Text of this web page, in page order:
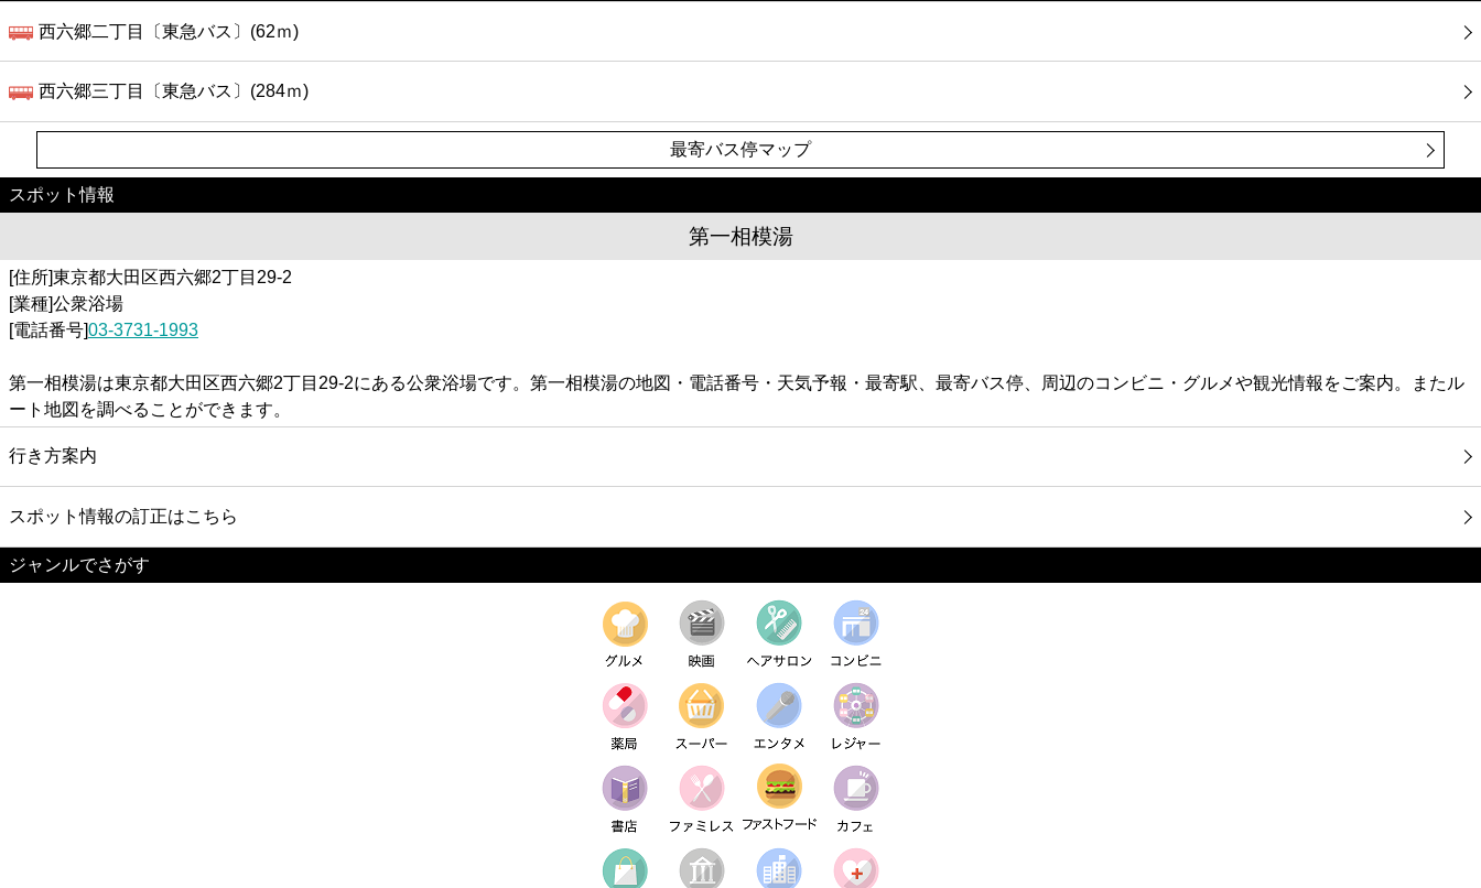
西六郷二丁目〔東急バス〕(62ｍ)
西六郷三丁目〔東急バス〕(284ｍ)
最寄バス停マップ
スポット情報
第一相模湯
[住所]東京都大田区西六郷2丁目29-2
[業種]公衆浴場
[電話番号]03-3731-1993
第一相模湯は東京都大田区西六郷2丁目29-2にある公衆浴場です。第一相模湯の地図・電話番号・天気予報・最寄駅、最寄バス停、周辺のコンビニ・グルメや観光情報をご案内。またル
ート地図を調べることができます。
行き方案内
スポット情報の訂正はこちら
ジャンルでさがす